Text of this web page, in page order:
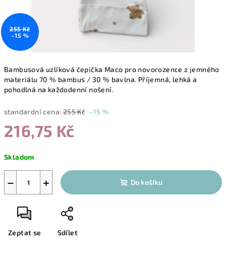
Bambusová uzlíková čepička Maco pro novorozence z jemného
materiálu70 % bambus / 30 % bavlna. Příjemná, lehká a
pohodlná na každodenní nošení.
standardní cena: 255 Kč –15 %
216,75 Kč
cena:
Skladom
+
− Do košíku
Zeptat se Sdílet
255 Kč
–15 %